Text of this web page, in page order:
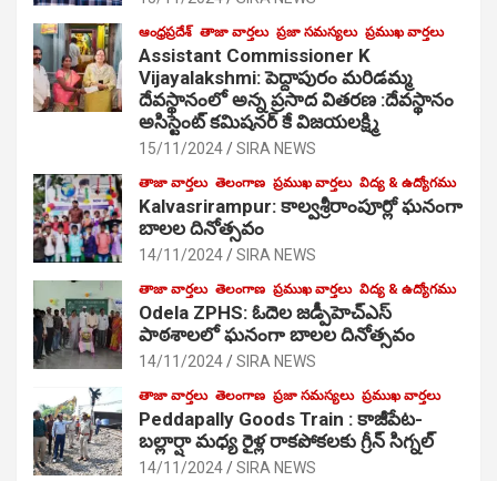
ఆంధ్రప్రదేశ్ తాజా వార్తలు ప్రజా సమస్యలు ప్రముఖ వార్తలు
Assistant Commissioner K
Vijayalakshmi: పెద్దాపురం మరిడమ్మ
దేవస్థానంలో అన్న ప్రసాద వితరణ :దేవస్థానం
అసిస్టెంట్ కమిషనర్ కే విజయలక్ష్మి
15/11/2024 SIRA NEWS
తాజా వార్తలు తెలంగాణ ప్రముఖ వార్తలు విద్య & ఉద్యోగము
Kalvasrirampur: కాల్వశ్రీరాంపూర్లో ఘనంగా
బాలల దినోత్సవం
14/11/2024 SIRA NEWS
తాజా వార్తలు తెలంగాణ ప్రముఖ వార్తలు విద్య & ఉద్యోగము
Odela ZPHS: ఓదెల జ‌డ్పీహెచ్ఎస్
పాఠ‌శాల‌లో ఘనంగా బాలల దినోత్సవం
14/11/2024 SIRA NEWS
తాజా వార్తలు తెలంగాణ ప్రజా సమస్యలు ప్రముఖ వార్తలు
Peddapally Goods Train : కాజీపేట-
బల్లార్షా మధ్య రైళ్ల రాకపోకలకు గ్రీన్ సిగ్నల్
14/11/2024 SIRA NEWS